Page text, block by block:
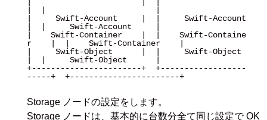
|     Swift-Account     |  |     Swift-Account
|  |     Swift-Account     |
|    Swift-Container    |  |    Swift-Containe
r    |  |    Swift-Container    |
|     Swift-Object      |  |     Swift-Object
|  |     Swift-Object      |
+-----------------------+  +------------------
-----+  +-----------------------+
Storage ノードの設定をします。
Storage ノードは、基本的に台数分全て同じ設定で OK